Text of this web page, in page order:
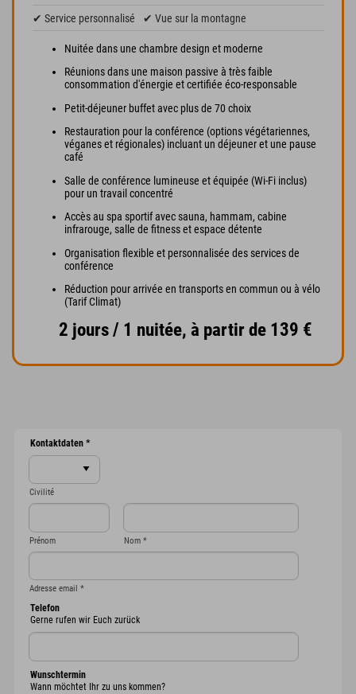
✔ Service personnalisé ✔ Vue sur la montagne
Nuitée dans une chambre design et moderne
Réunions dans une maison passive à très faible
consommation d'énergie et certifiée éco-responsable
Petit-déjeuner buffet avec plus de 70 choix
Restauration pour la conférence (options végétariennes,
véganes et régionales) incluant un déjeuner et une pause
café
Salle de conférence lumineuse et équipée (Wi-Fi inclus)
pour un travail concentré
Accès au spa sportif avec sauna, hammam, cabine
infrarouge, salle de fitness et espace détente
Organisation flexible et personnalisée des services de
conférence
Réduction pour arrivée en transports en commun ou à vélo
(Tarif Climat)
2 jours / 1 nuitée, à partir de 139 €
Kontaktdaten *
Civilité
Prénom Nom *
Adresse email *
Telefon
Gerne rufen wir Euch zurück
Wunschtermin
Wann möchtet Ihr zu uns kommen?